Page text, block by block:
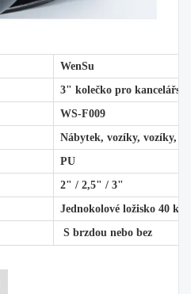
WenSu
3" kolečko pro
WS-F009
Nábytek, vozíky, vozíky,
PU
2" / 2,5" / 3"
Jednokolové ložisko 40 kg
S brzdou nebo bez